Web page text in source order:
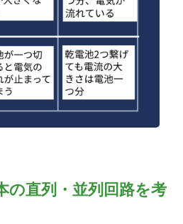
の直列・並列回路を考